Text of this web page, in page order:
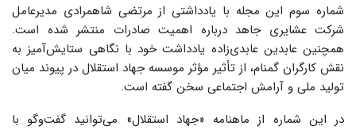
شماره سوم این مجله با یادداشتی از مرتضی شاهمرادی مدیرعامل
شرکت عشایری جاهد درباره اهمیت صادرات منتشر شده است.
همچنین عابدین عابدی‌زاده یادداشت خود با نگاهی ستایش‌آمیز به
نقش کارگران گمنام، از تأثیر مؤثر موسسه جهاد استقلال در پیوند میان
تولید ملی و آرامش اجتماعی سخن گفته است.
در این شماره از ماهنامه «جهاد استقلال» می‌توانید گفت‌وگو با